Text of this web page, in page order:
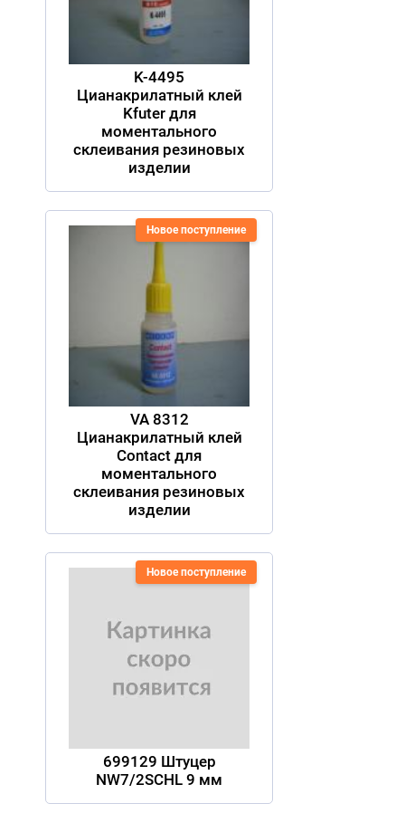
K-4495
Цианакрилатный клей
Kfuter для
моментального
склеивания резиновых
изделии
Новое поступление
VA 8312
Цианакрилатный клей
Contact для
моментального
склеивания резиновых
изделии
Новое поступление
699129 Штуцер
NW7/2SCHL 9 мм